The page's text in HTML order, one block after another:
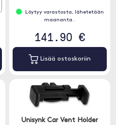
Löytyy varastosta, lähetetään
maananta..
141.90 €
Lisää ostoskoriin
Unisynk Car Vent Holder